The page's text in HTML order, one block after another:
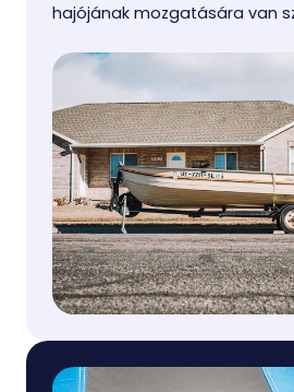
hajójának mozgatására van